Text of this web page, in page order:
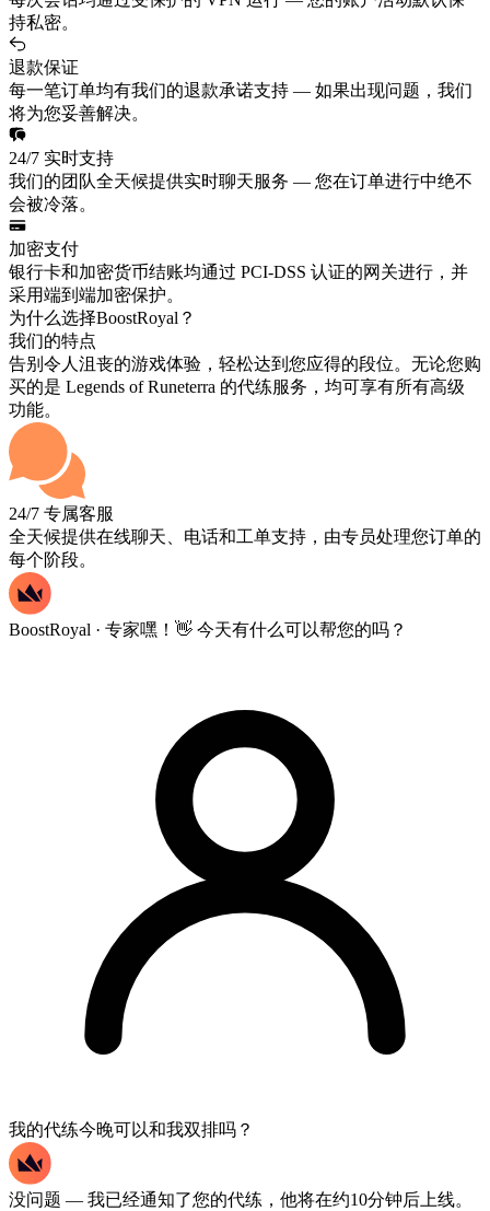
持私密。
退款保证
每一笔订单均有我们的退款承诺支持 — 如果出现问题，我们
将为您妥善解决。
24/7 实时支持
我们的团队全天候提供实时聊天服务 — 您在订单进行中绝不
会被冷落。
加密支付
银行卡和加密货币结账均通过 PCI-DSS 认证的网关进行，并
采用端到端加密保护。
为什么选择BoostRoyal？
我们的特点
告别令人沮丧的游戏体验，轻松达到您应得的段位。无论您购
买的是 Legends of Runeterra 的代练服务，均可享有所有高级
功能。
24/7 专属客服
全天候提供在线聊天、电话和工单支持，由专员处理您订单的
每个阶段。
BoostRoyal · 专家嘿！👋 今天有什么可以帮您的吗？
我的代练今晚可以和我双排吗？
没问题 — 我已经通知了您的代练，他将在约10分钟后上线。